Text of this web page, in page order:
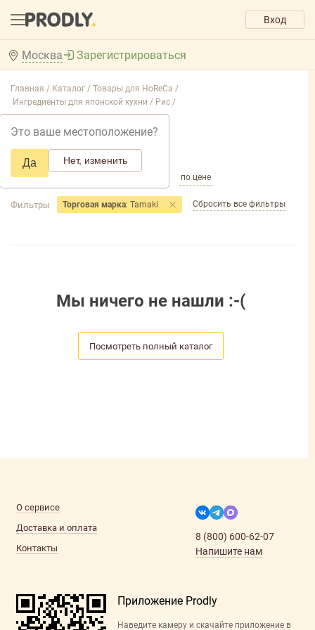
Вход
Москва
Это ваше местоположение?
Да Нет, изменить
Зарегистрироваться
Главная / Каталог / Товары для HoReCa /
Ингредиенты для японской кухни / Рис /
Добавить фильтр товаров
по популярности по цене
Фильтры Торговая марка: Tamaki Сбросить все фильтры
Мы ничего не нашли :-(
Посмотреть полный каталог
О сервисе
Доставка и оплата
Контакты
8 (800) 600-62-07
Напишите нам
Приложение Prodly
Наведите камеру и скачайте приложение в